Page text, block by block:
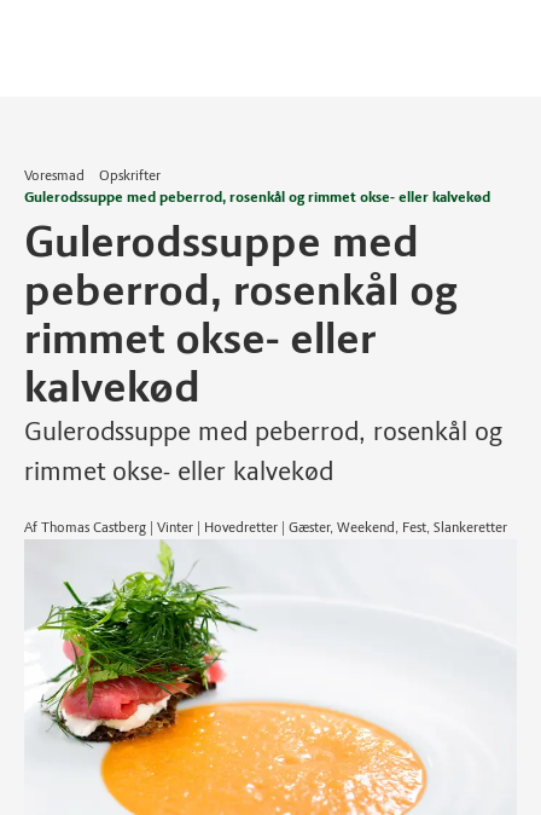
Voresmad
Opskrifter
Gulerodssuppe med peberrod, rosenkål og rimmet okse- eller kalvekød
Gulerodssuppe med
peberrod, rosenkål og
rimmet okse- eller
kalvekød
Gulerodssuppe med peberrod, rosenkål og
rimmet okse- eller kalvekød
Af Thomas Castberg | Vinter | Hovedretter | Gæster, Weekend, Fest, Slankeretter